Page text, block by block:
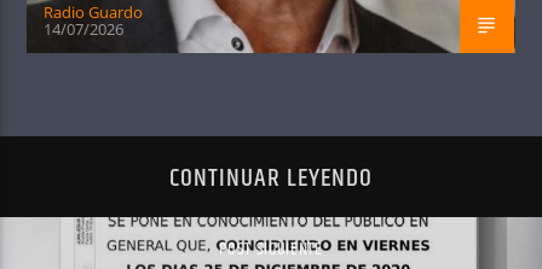
Radio Guardo
14/07/2026
CONTINUAR LEYENDO
POST SIGUIENTE